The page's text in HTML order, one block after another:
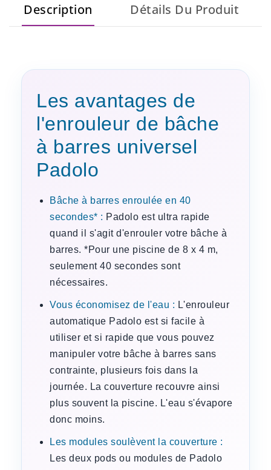
Description Détails Du Produit
Les avantages de
l'enrouleur de bâche
à barres universel
Padolo
Bâche à barres enroulée en 40
secondes* : Padolo est ultra rapide
quand il s'agit d'enrouler votre bâche à
barres. *Pour une piscine de 8 x 4 m,
seulement 40 secondes sont
nécessaires.
Vous économisez de l'eau : L'enrouleur
automatique Padolo est si facile à
utiliser et si rapide que vous pouvez
manipuler votre bâche à barres sans
contrainte, plusieurs fois dans la
journée. La couverture recouvre ainsi
plus souvent la piscine. L'eau s'évapore
donc moins.
Les modules soulèvent la couverture :
Les deux pods ou modules de Padolo